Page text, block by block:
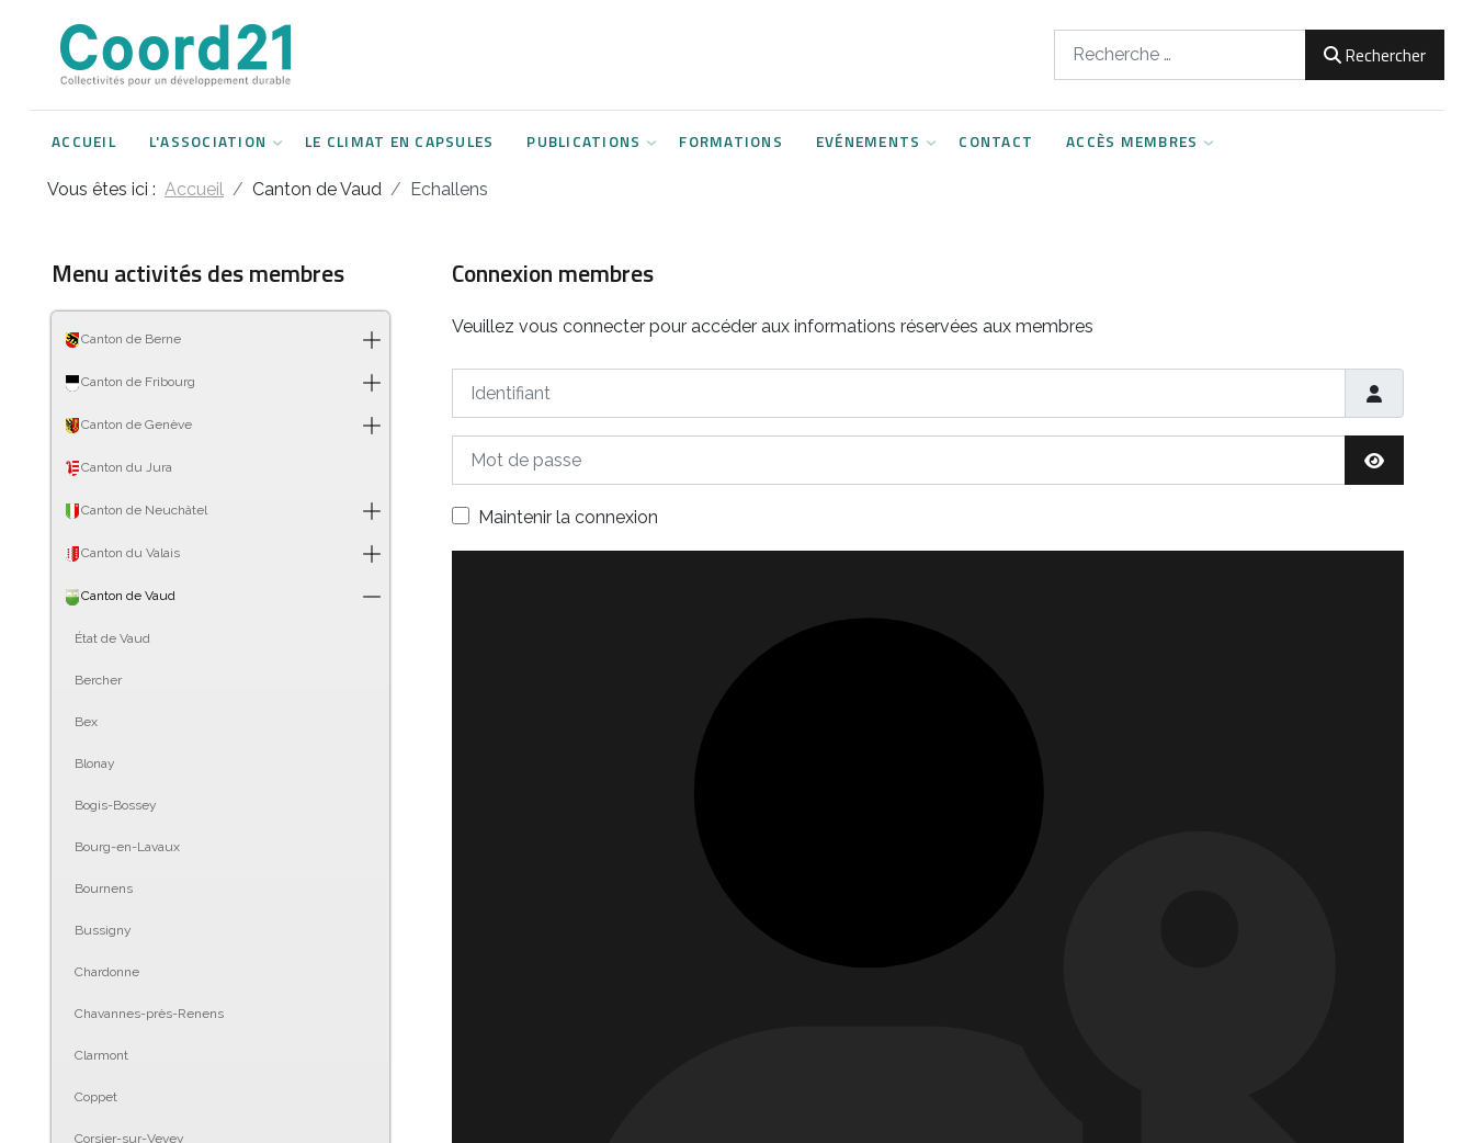
Rechercher
ACCUEIL L'ASSOCIATION LE CLIMAT EN CAPSULES PUBLICATIONS FORMATIONS EVÉNEMENTS CONTACT ACCÈS MEMBRES
Vous êtes ici : Accueil Canton de Vaud Echallens
Menu activités des membres
Canton de Berne
Canton de Fribourg
Canton de Genève
Canton du Jura
Canton de Neuchâtel
Canton du Valais
Canton de Vaud
État de Vaud
Bercher
Bex
Blonay
Bogis-Bossey
Bourg-en-Lavaux
Bournens
Bussigny
Chardonne
Chavannes-près-Renens
Clarmont
Coppet
Corsier-sur-Vevey
Connexion membres
Veuillez vous connecter pour accéder aux informations réservées aux membres
Identifiant
Mot de passe
Afficher le
Maintenir la connexion
Développement durable et Agenda 21
Implémentation locale de l'Agenda
Assemblées générales
2021
2022
2023
2025
Lettres d'informations
Rencontres thématiques
Documents